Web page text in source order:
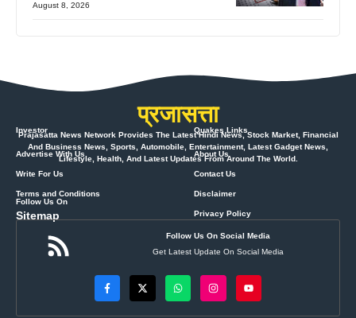
August 8, 2026
प्रजासत्ता
Prajasatta News Network Provides The Latest Hindi News, Stock Market, Financial
And Business News, Sports, Automobile, Entertainment, Latest Gadget News,
Lifestyle, Health, And Latest Updates From Around The World.
Investor
Advertise With Us
Write For Us
Terms and Conditions
Sitemap
Quakes Links
About Us
Contact Us
Disclaimer
Privacy Policy
Follow Us On
Follow Us On Social Media
Get Latest Update On Social Media